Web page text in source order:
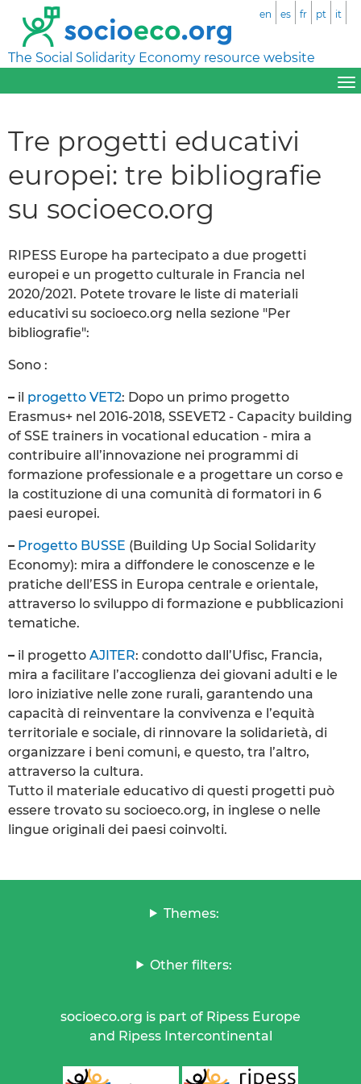
The Social Solidarity Economy resource website
en es fr pt it
Tre progetti educativi
europei: tre bibliografie
su socioeco.org
RIPESS Europe ha partecipato a due progetti
europei e un progetto culturale in Francia nel
2020/2021. Potete trovare le liste di materiali
educativi su socioeco.org nella sezione "Per
bibliografie":
Sono :
– il progetto VET2: Dopo un primo progetto
Erasmus+ nel 2016-2018, SSEVET2 - Capacity building
of SSE trainers in vocational education - mira a
contribuire all’innovazione nei programmi di
formazione professionale e a progettare un corso e
la costituzione di una comunità di formatori in 6
paesi europei.
– Progetto BUSSE (Building Up Social Solidarity
Economy): mira a diffondere le conoscenze e le
pratiche dell’ESS in Europa centrale e orientale,
attraverso lo sviluppo di formazione e pubblicazioni
tematiche.
– il progetto AJITER: condotto dall’Ufisc, Francia,
mira a facilitare l’accoglienza dei giovani adulti e le
loro iniziative nelle zone rurali, garantendo una
capacità di reinventare la convivenza e l’equità
territoriale e sociale, di rinnovare la solidarietà, di
organizzare i beni comuni, e questo, tra l’altro,
attraverso la cultura.
Tutto il materiale educativo di questi progetti può
essere trovato su socioeco.org, in inglese o nelle
lingue originali dei paesi coinvolti.
Themes:
Other filters:
socioeco.org is part of Ripess Europe
and Ripess Intercontinental